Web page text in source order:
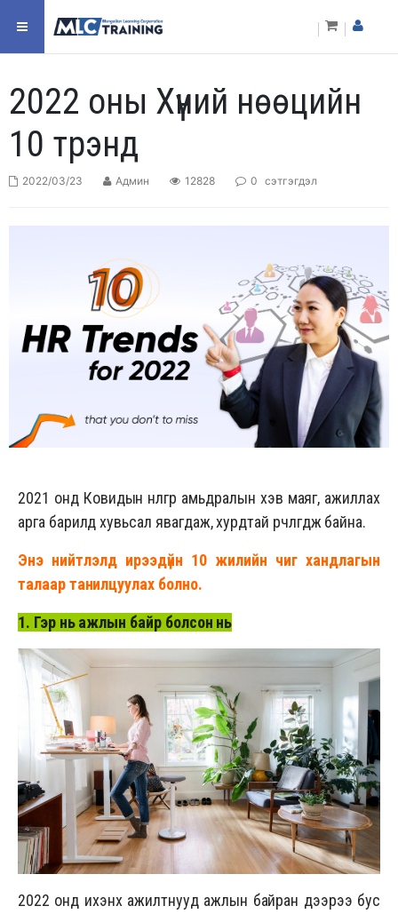
2022 оны Хүний нөөцийн
10 трэнд
2022/03/23 Админ 12828 0 сэтгэгдэл
2021 онд Ковидын нөлөөгөөр амьдралын хэв маяг, ажиллах
арга барилд хувьсал явагдаж, хурдтай өөрчлөгдөж байна.
Энэ нийтлэлд ирээдүйн 10 жилийн чиг хандлагын
талаар танилцуулах болно.
1. Гэр нь ажлын байр болсон нь
2022 онд ихэнх ажилтнууд ажлын байран дээрээ бус